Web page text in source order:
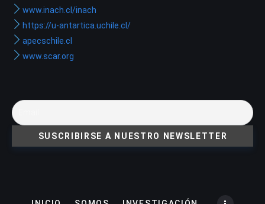
www.inach.cl/inach
https://u-antartica.uchile.cl/
apecschile.cl
www.scar.org